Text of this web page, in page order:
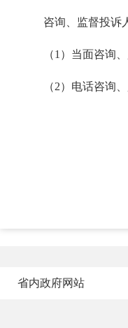
咨询、监督投诉
（1）当面咨询
（2）电话咨询
省内政府网站